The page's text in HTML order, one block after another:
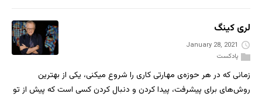
لری کینگ
January 28, 2021
پادکست
زمانی که در هر حوزه‌ی مهارتی کاری را شروع میکنی، یکی از بهترین
روش‌های برای پیشرفت، پیدا کردن و دنبال کردن کسی است که پیش از تو